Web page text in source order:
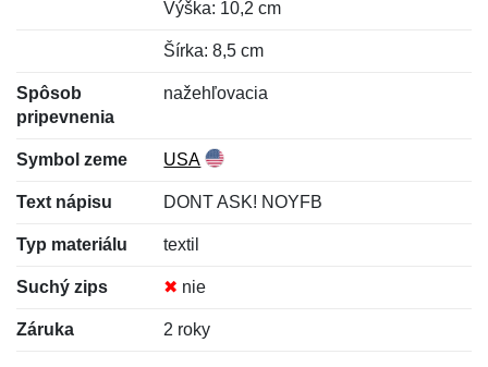
Výška: 10,2 cm
Šírka: 8,5 cm
Spôsob
pripevnenia
nažehľovacia
Symbol zeme USA
Text nápisu DONT ASK! NOYFB
Typ materiálu textil
Suchý zips ✖ nie
Záruka 2 roky